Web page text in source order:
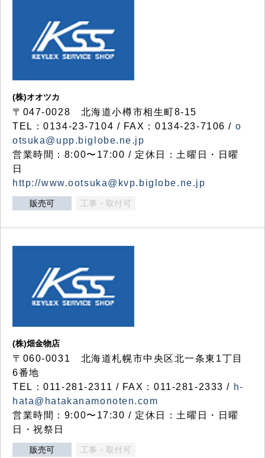
(株)オオツカ
〒047-0028 北海道小樽市相生町8-15
TEL：0134-23-7104 / FAX：0134-23-7106 / o
otsuka@upp.biglobe.ne.jp
営業時間：8:00〜17:00 / 定休日：土曜日・日曜
日
http://www.ootsuka@kvp.biglobe.ne.jp
販売可 工事・取付可
(株)畑金物店
〒060-0031 北海道札幌市中央区北一条東1丁目
6番地
TEL：011-281-2311 / FAX：011-281-2333 / h-
hata@hatakanamonoten.com
営業時間：9:00〜17:30 / 定休日：土曜日・日曜
日・祝祭日
販売可 工事・取付可